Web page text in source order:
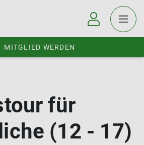
MITGLIED WERDEN
für
(12 - 17)